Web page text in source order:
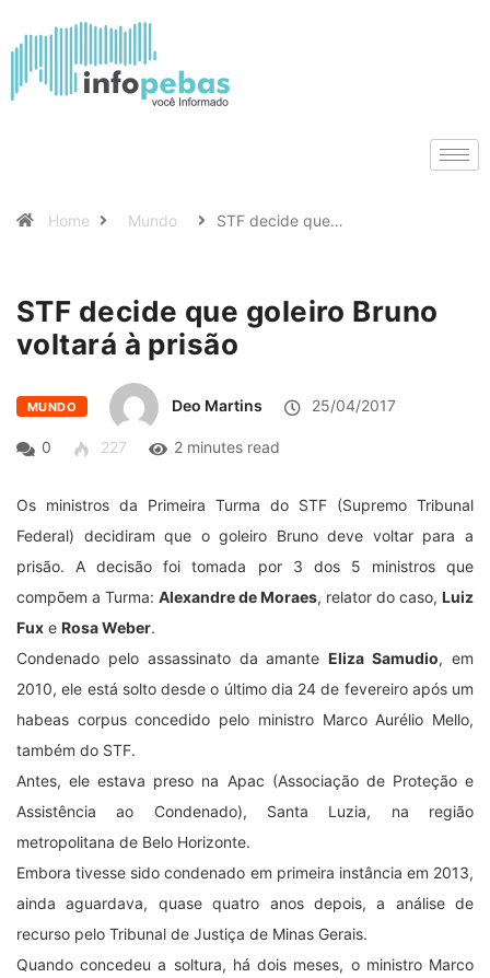
Home Mundo STF decide que…
STF decide que goleiro Bruno
voltará à prisão
MUNDO Deo Martins 25/04/2017
0 227 2 minutes read
Os ministros da Primeira Turma do STF (Supremo Tribunal
Federal) decidiram que o goleiro Bruno deve voltar para a
prisão. A decisão foi tomada por 3 dos 5 ministros que
compõem a Turma: Alexandre de Moraes, relator do caso, Luiz
Fux e Rosa Weber.
Condenado pelo assassinato da amanteEliza Samudio, em
2010, ele está solto desde o último dia 24 de fevereiro após um
habeas corpus concedido pelo ministro Marco Aurélio Mello,
também do STF.
Antes, ele estava preso na Apac (Associação de Proteção e
Assistência ao Condenado), Santa Luzia, na região
metropolitana de Belo Horizonte.
Embora tivesse sido condenado em primeira instância em 2013,
ainda aguardava, quase quatro anos depois, a análise de
recurso pelo Tribunal de Justiça de Minas Gerais.
Quando concedeu a soltura, há dois meses, o ministro Marco